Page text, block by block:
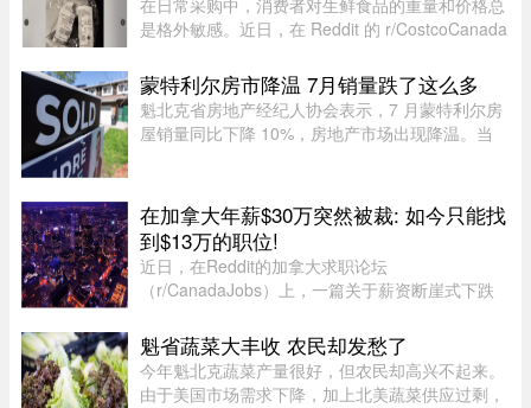
是格外敏感。近日，在 Reddit 的 r/CostcoCanada
Costco 购买的 Kirkland 无骨鸡腿肉，去掉包装后
称重，竟然比标签上的重量 ...
蒙特利尔房市降温 7月销量跌了这么多
魁北克省房地产经纪人协会表示，7 月蒙特利尔房
屋销量同比下降 10%，房地产市场出现降温。当
地区所有房屋类型以及各 ...
在加拿大年薪$30万突然被裁: 如今只能找
到$13万的职位!
近日，在Reddit的加拿大求职论坛
（r/CanadaJobs）上，一篇关于薪资断崖式下跌
（OP）表示，自己刚被裁员，此前的年薪高达30
万加元，但如今重返求职市场时却无奈地发现，同
类岗 ...
魁省蔬菜大丰收 农民却发愁了
今年魁北克蔬菜产量很好，但农民却高兴不起来。
由于美国市场需求下降，加上北美蔬菜供应过剩，